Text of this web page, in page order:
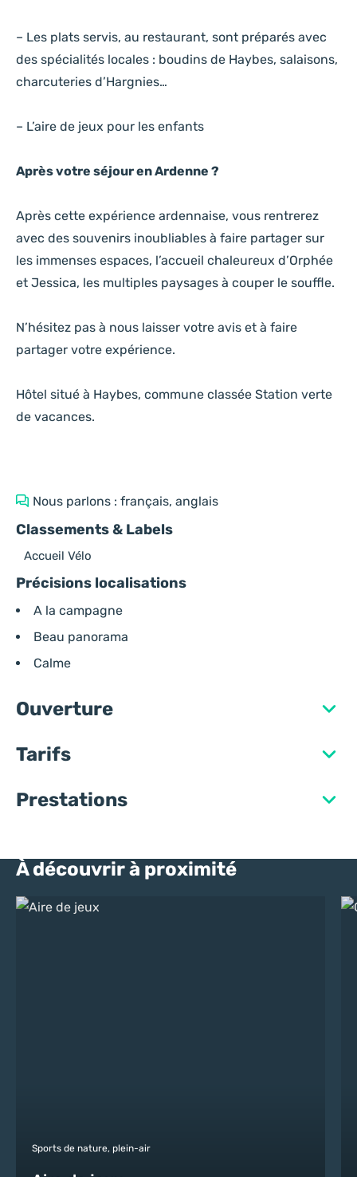
– Les plats servis, au restaurant, sont préparés avec
des spécialités locales : boudins de Haybes, salaisons,
charcuteries d’Hargnies…
– L’aire de jeux pour les enfants
Après votre séjour en Ardenne ?
Après cette expérience ardennaise, vous rentrerez
avec des souvenirs inoubliables à faire partager sur
les immenses espaces, l’accueil chaleureux d’Orphée
et Jessica, les multiples paysages à couper le souffle.
N’hésitez pas à nous laisser votre avis et à faire
partager votre expérience.
Hôtel situé à Haybes, commune classée Station verte
de vacances.
Nous parlons : français, anglais
Classements & Labels
Accueil Vélo
Précisions localisations
A la campagne
Beau panorama
Calme
Ouverture
Tarifs
Prestations
À découvrir à proximité
Sports de nature, plein-air
Aire de jeux